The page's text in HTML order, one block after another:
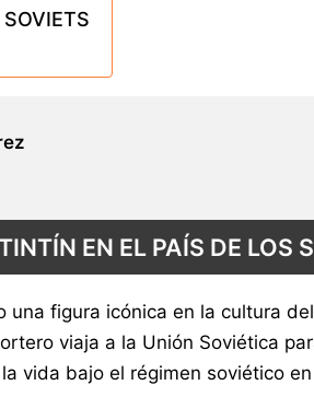
EN EL PAÍS DE LOS
figura icónica en la cultura
viaja a la Unión Soviética
vida bajo el régimen soviético